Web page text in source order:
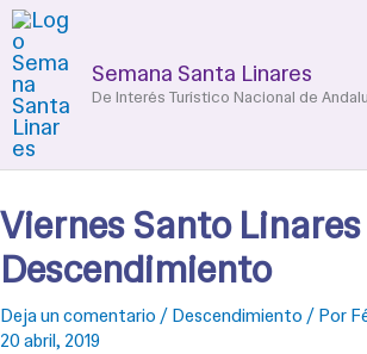
al
contenidoSemana Santa Linares
De Interés Turístico Nacional de
Viernes Santo
Descendimiento
Deja un comentario / Descendimiento / Por
20 abril, 2019